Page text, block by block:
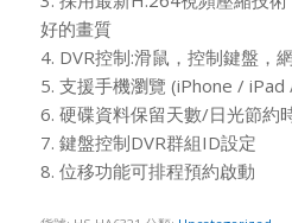
好的畫質
4. DVR控制:滑鼠，控制鍵盤，
5. 支援手機瀏覽 (iPhone /
6. 硬碟資料保留天數/日光節約
7. 鍵盤控制DVR群組ID設定
8. 位移功能可排程預約啟動